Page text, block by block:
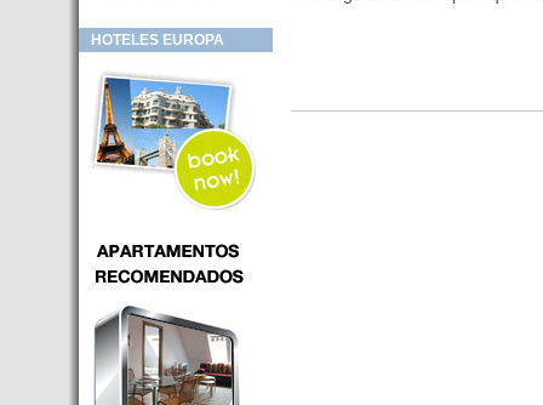
Hotel en venta en zona PRIME
- Inversor para hotel
- Hotel en venta Budapest
- Budapest y Cracovia, las
ciudades de moda en 2018
- Inaugurado en BUDAPEST el
puede ser controlado por
Smarthfones de sus clientes
- HOTEL Moments Budapest,
éste sí es un ‘gran hotel
Budapest’.
- Hoteles en BUDAPEST:
HOTELES EUROPA